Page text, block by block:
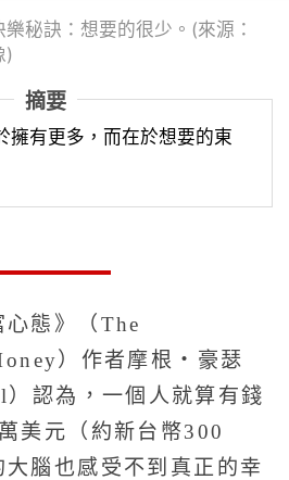
樂秘訣：想要的很少。(來源：
)
摘要
擁有更多，而在於想要的東
態》（The
）作者摩根‧豪瑟
）認為，一個人就算有錢
美元（約新台幣300
腦也感受不到真正的幸